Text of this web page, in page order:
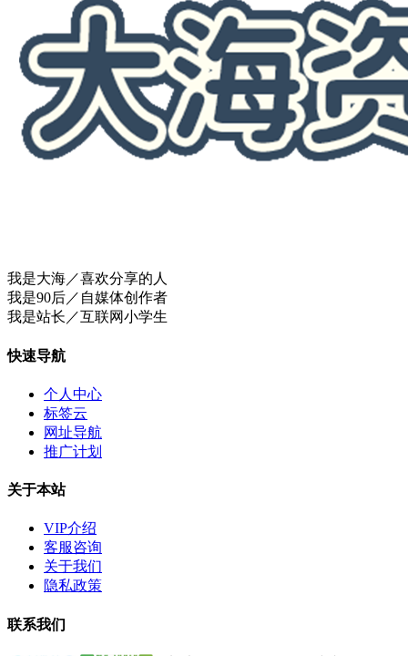
我是大海／喜欢分享的人
我是90后／自媒体创作者
我是站长／互联网小学生
快速导航
个人中心
标签云
网址导航
推广计划
关于本站
VIP介绍
客服咨询
关于我们
隐私政策
联系我们